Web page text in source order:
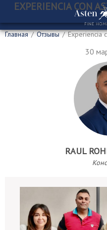
Главная / Отзывы / Experiencia
30
RAUL
EXPERIENCIA CON